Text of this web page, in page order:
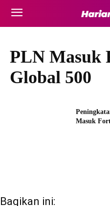
PLN Masuk
Global 500
Masuk
Bagikan ini: